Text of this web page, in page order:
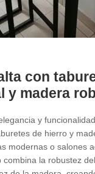
con
y madera
y
de hierro y
modernas o salones
combina la robustez